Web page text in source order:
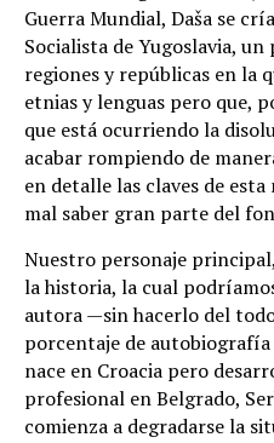
Guerra Mundial, Daša se
Socialista de Yugoslavia,
regiones y repúblicas en la
etnias y lenguas pero que,
que está ocurriendo la
acabar rompiendo de
en detalle las claves de
mal saber gran parte del
Nuestro personaje
la historia, la cual
autora —sin hacerlo del
porcentaje de
nace en Croacia pero
profesional en Belgrado,
comienza a degradarse la